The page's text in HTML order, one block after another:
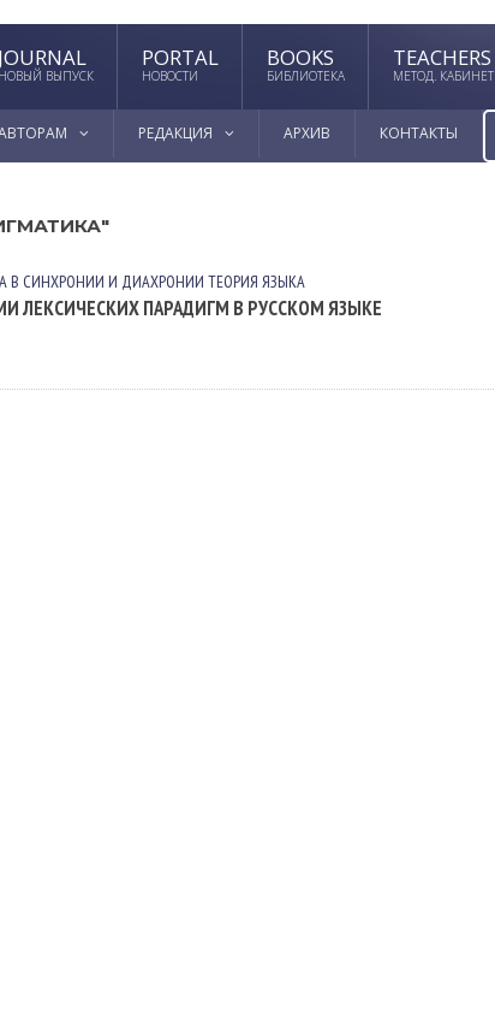
JOURNAL
НОВЫЙ ВЫПУСК
PORTAL
НОВОСТИ
BOOKS
БИБЛИОТЕКА
TEACHERS
МЕТОД. КАБИНЕТ
РЕДАКЦИЯ АРХИВ КОНТАКТЫ
В СИНХРОНИИ И ДИАХРОНИИ ТЕОРИЯ ЯЗЫКА
ЛЕКСИЧЕСКИХ ПАРАДИГМ В РУССКОМ ЯЗЫКЕ